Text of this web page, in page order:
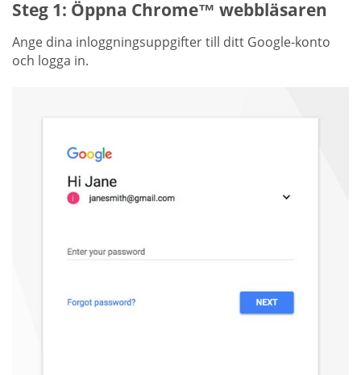
Steg 1: Öppna Chrome™ webbläsaren
Ange dina inloggningsuppgifter till ditt Google-konto
och logga in.